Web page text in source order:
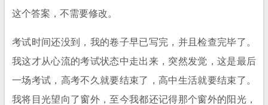
这个答案，不需要修改。
考试时间还没到，我的卷子早已写完，并且检查完毕了。
我这才从心流的考试状态中走出来，突然发觉，这是最后
一场考试，高考不久就要结束了，高中生活就要结束了。
我将目光望向了窗外，至今我都还记得那个窗外的阳光，